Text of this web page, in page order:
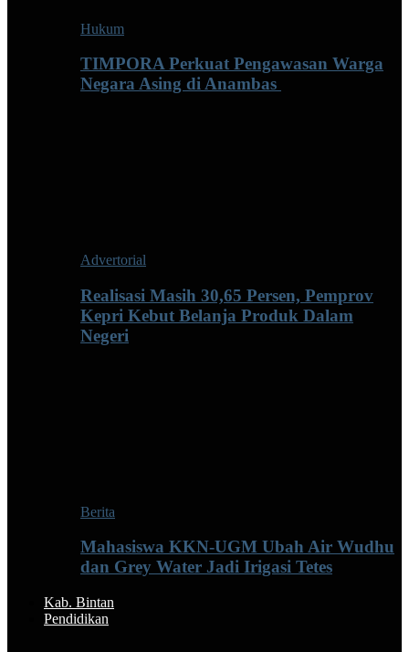
Hukum
TIMPORA Perkuat Pengawasan Warga
Negara Asing di Anambas ‎
Advertorial
Realisasi Masih 30,65 Persen, Pemprov
Kepri Kebut Belanja Produk Dalam
Negeri
Berita
Mahasiswa KKN-UGM Ubah Air Wudhu
dan Grey Water Jadi Irigasi Tetes
Kab. Bintan
Pendidikan